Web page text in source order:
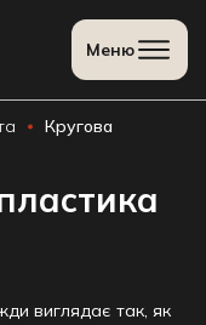
Meню
Кругова
виглядає так, як